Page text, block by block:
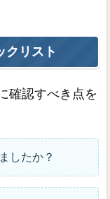
クリスト
確認すべき点を
したか？